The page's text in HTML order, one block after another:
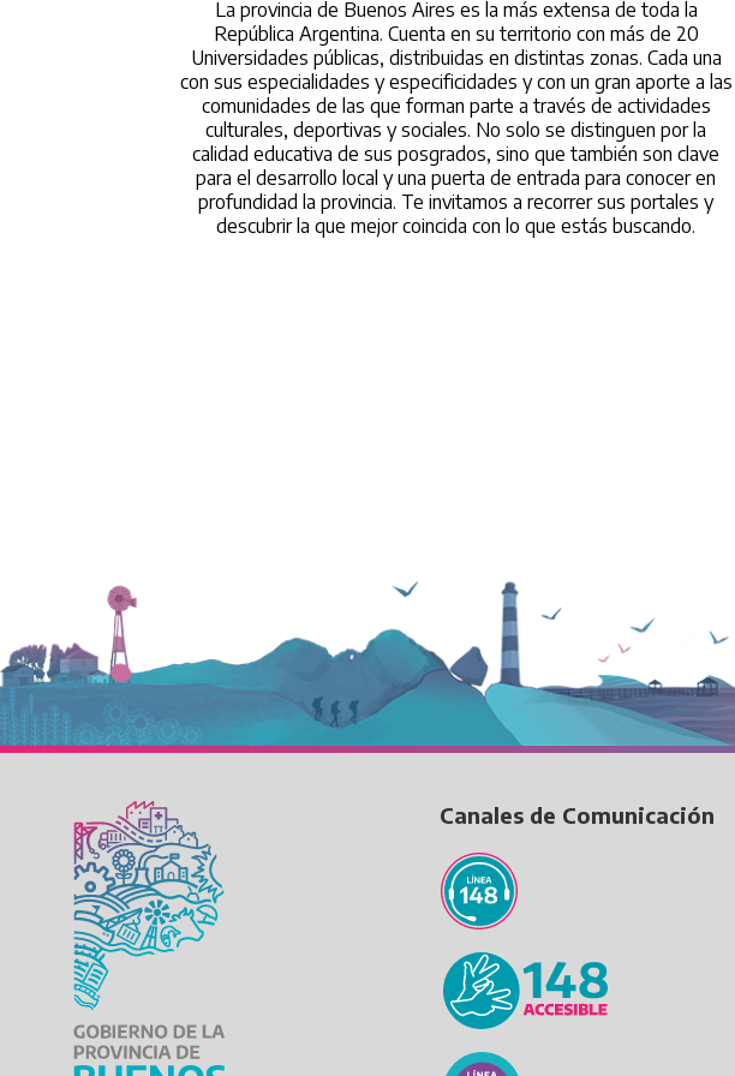
La provincia de Buenos Aires es la más extensa de toda la
República Argentina. Cuenta en su territorio con más de 20
Universidades públicas, distribuidas en distintas zonas. Cada una
con sus especialidades y especificidades y con un gran aporte a las
comunidades de las que forman parte a través de actividades
culturales, deportivas y sociales. No solo se distinguen por la
calidad educativa de sus posgrados, sino que también son clave
para el desarrollo local y una puerta de entrada para conocer en
profundidad la provincia. Te invitamos a recorrer sus portales y
descubrir la que mejor coincida con lo que estás buscando.
Canales de Comunicación